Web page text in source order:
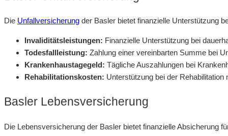
Die Unfallversicherung der Basler bietet finanzielle Unterstützung
Invaliditätsleistungen: Finanzielle Unterstützung bei
Todesfallleistung: Zahlung einer vereinbarten Summe bei
Krankenhaustagegeld: Tägliche Auszahlungen bei
Rehabilitationskosten: Unterstützung bei der Rehabilitation
Basler Lebensversicherung
Die Lebensversicherung der Basler bietet finanzielle Absicherung